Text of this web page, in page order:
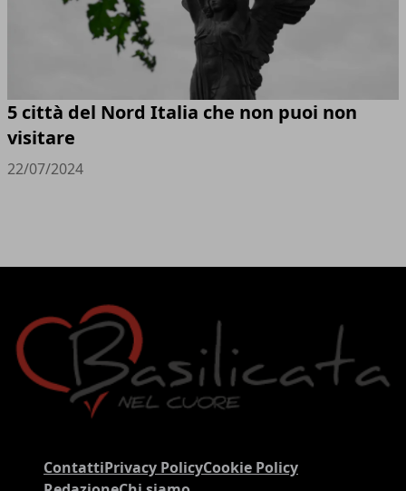
5 città del Nord Italia che non puoi non
visitare
22/07/2024
ContattiPrivacy PolicyCookie Policy